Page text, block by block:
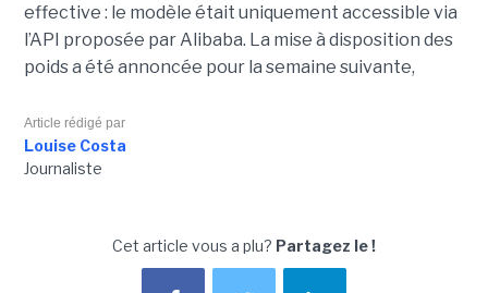
effective : le modèle était uniquement accessible via
l’API proposée par Alibaba. La mise à disposition des
poids a été annoncée pour la semaine suivante,
Article rédigé par
Louise Costa
Journaliste
Cet article vous a plu? Partagez le !